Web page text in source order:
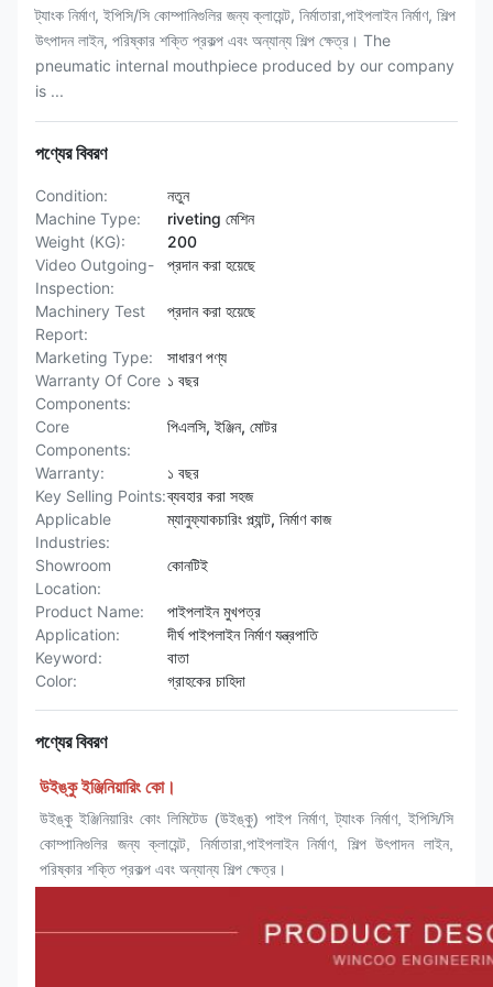
ট্যাংক নির্মাণ, ইপিসি/সি কোম্পানিগুলির জন্য ক্লায়েন্ট, নির্মাতারা,পাইপলাইন নির্মাণ, শিল্প
উৎপাদন লাইন, পরিষ্কার শক্তি প্রকল্প এবং অন্যান্য শিল্প ক্ষেত্র। The
pneumatic internal mouthpiece produced by our company
is ...
পণ্যের বিবরণ
Condition:
নতুন
Machine Type:
riveting মেশিন
Weight (KG):
200
Video Outgoing-
Inspection:
প্রদান করা হয়েছে
Machinery Test
Report:
প্রদান করা হয়েছে
Marketing Type:
সাধারণ পণ্য
Warranty Of Core
Components:
১ বছর
Core
Components:
পিএলসি, ইঞ্জিন, মোটর
Warranty:
১ বছর
Key Selling Points:ব্যবহার করা সহজ
Applicable
Industries:
ম্যানুফ্যাকচারিং প্ল্যান্ট, নির্মাণ কাজ
Showroom
Location:
কোনটিই
Product Name:
পাইপলাইন মুখপত্র
Application:
দীর্ঘ পাইপলাইন নির্মাণ যন্ত্রপাতি
Keyword:
বাতা
Color:
গ্রাহকের চাহিদা
পণ্যের বিবরণ
উইঙ্কু ইঞ্জিনিয়ারিং কো।
উইঙ্কু ইঞ্জিনিয়ারিং কোং লিমিটেড (উইঙ্কু) পাইপ নির্মাণ, ট্যাংক নির্মাণ, ইপিসি/সি
কোম্পানিগুলির জন্য ক্লায়েন্ট, নির্মাতারা,পাইপলাইন নির্মাণ, শিল্প উৎপাদন লাইন,
পরিষ্কার শক্তি প্রকল্প এবং অন্যান্য শিল্প ক্ষেত্র।